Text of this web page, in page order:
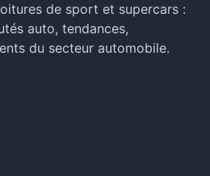
de sport et supercars :
auto, tendances,
du secteur automobile.